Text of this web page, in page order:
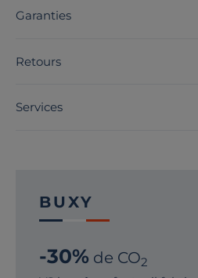
Garanties
Retours
Services
BUXY
-30% de CO2